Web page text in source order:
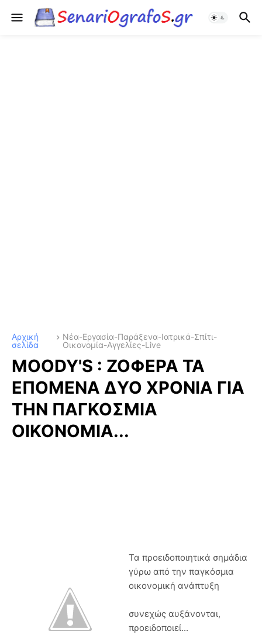
Αρχική
σελίδα
Νέα-Εργασία-Παράξενα-Ιατρικά-Σπίτι-
Οικονομία-Αγγελίες-Live
MOODY'S : ΖΟΦΕΡΑ ΤΑ
ΕΠΟΜΕΝΑ ΔΥΟ ΧΡΟΝΙΑ ΓΙΑ
ΤΗΝ ΠΑΓΚΟΣΜΙΑ
ΟΙΚΟΝΟΜΙΑ...
Τα προειδοποιητικά σημάδια
γύρω από την παγκόσμια
οικονομική ανάπτυξη
συνεχώς αυξάνονται,
προειδοποιεί...